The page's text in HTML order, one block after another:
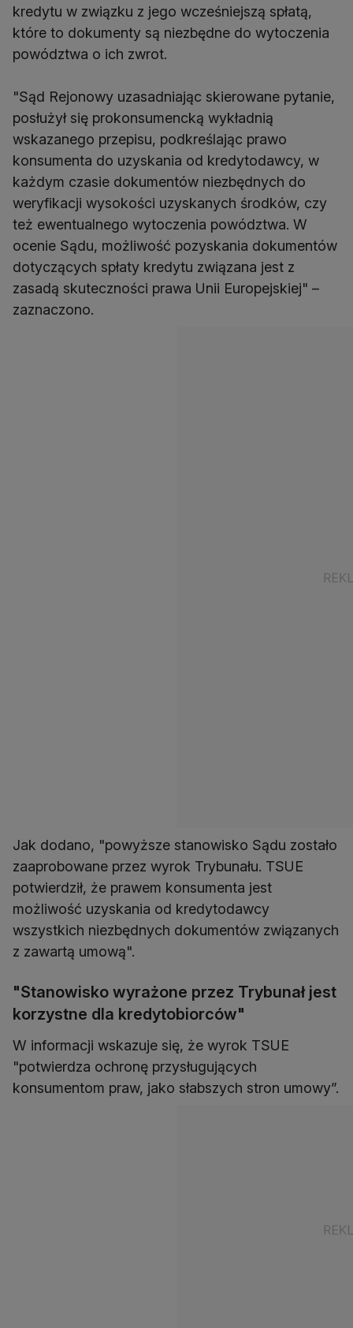
kredytu w związku z jego wcześniejszą spłatą,
które to dokumenty są niezbędne do wytoczenia
powództwa o ich zwrot.
"Sąd Rejonowy uzasadniając skierowane pytanie,
posłużył się prokonsumencką wykładnią
wskazanego przepisu, podkreślając prawo
konsumenta do uzyskania od kredytodawcy, w
każdym czasie dokumentów niezbędnych do
weryfikacji wysokości uzyskanych środków, czy
też ewentualnego wytoczenia powództwa. W
ocenie Sądu, możliwość pozyskania dokumentów
dotyczących spłaty kredytu związana jest z
zasadą skuteczności prawa Unii Europejskiej" –
zaznaczono.
Jak dodano, "powyższe stanowisko Sądu zostało
zaaprobowane przez wyrok Trybunału. TSUE
potwierdził, że prawem konsumenta jest
możliwość uzyskania od kredytodawcy
wszystkich niezbędnych dokumentów związanych
z zawartą umową".
"Stanowisko wyrażone przez Trybunał jest
korzystne dla kredytobiorców"
W informacji wskazuje się, że wyrok TSUE
"potwierdza ochronę przysługujących
konsumentom praw, jako słabszych stron umowy”.